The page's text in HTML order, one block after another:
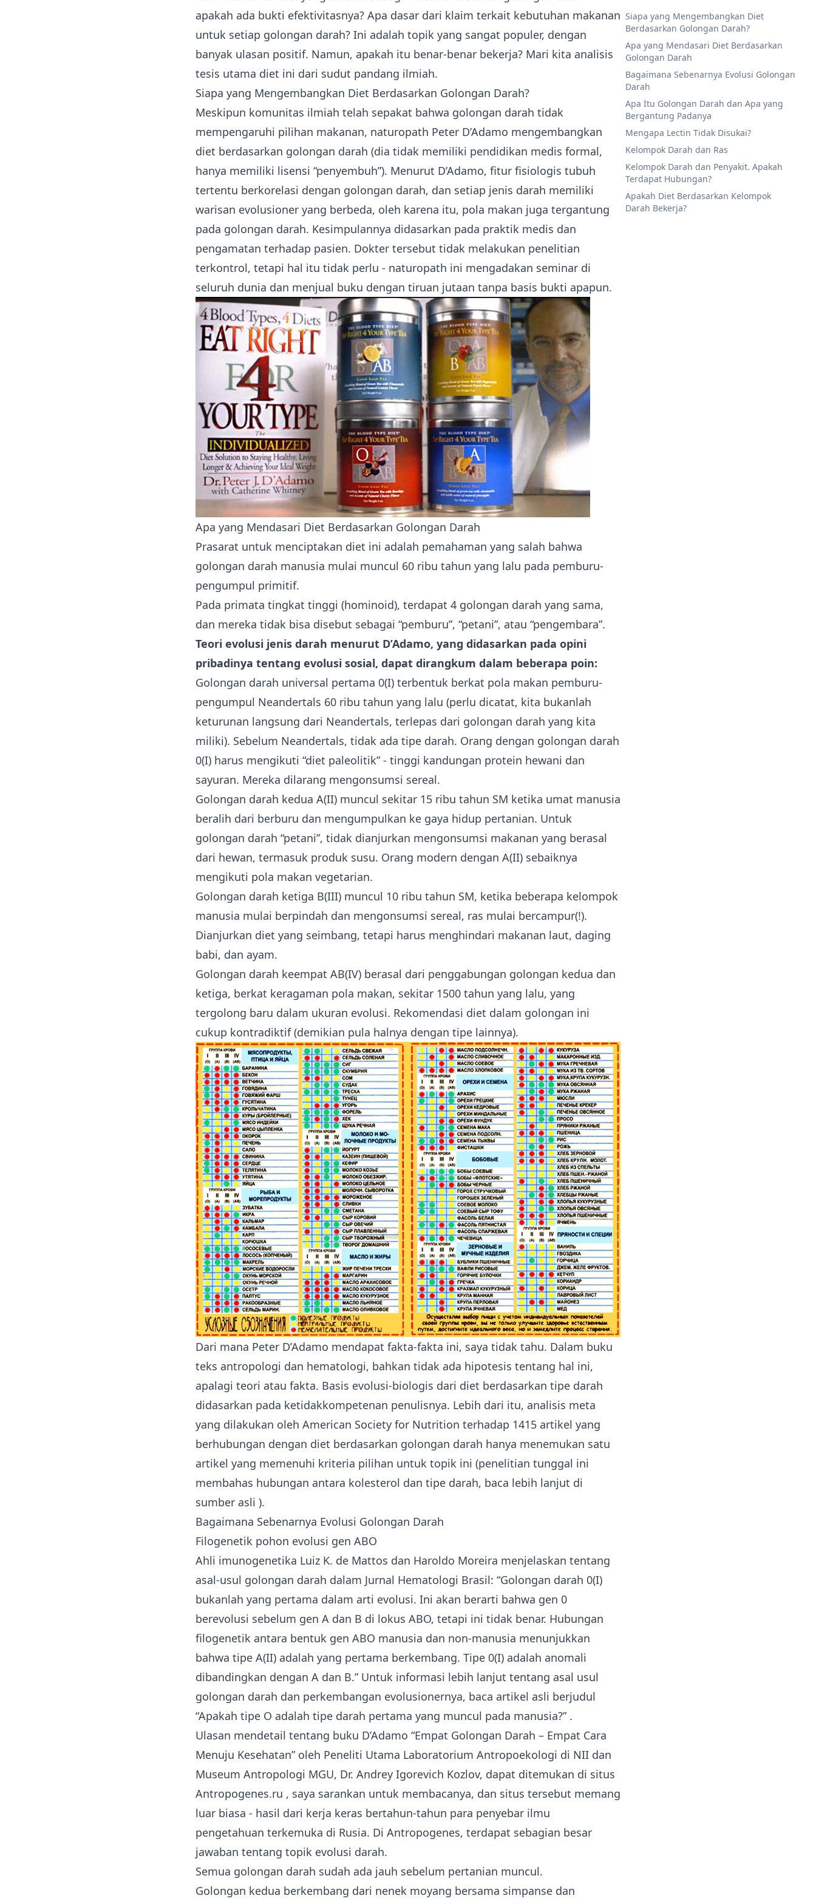
apakah ada bukti efektivitasnya? Apa dasar dari klaim terkait kebutuhan makanan
untuk setiap golongan darah? Ini adalah topik yang sangat populer, dengan
banyak ulasan positif. Namun, apakah itu benar-benar bekerja? Mari kita analisis
tesis utama diet ini dari sudut pandang ilmiah.
Siapa yang Mengembangkan Diet Berdasarkan Golongan Darah?
Meskipun komunitas ilmiah telah sepakat bahwa golongan darah tidak
mempengaruhi pilihan makanan, naturopath Peter D’Adamo mengembangkan
diet berdasarkan golongan darah (dia tidak memiliki pendidikan medis formal,
hanya memiliki lisensi “penyembuh”). Menurut D’Adamo, fitur fisiologis tubuh
tertentu berkorelasi dengan golongan darah, dan setiap jenis darah memiliki
warisan evolusioner yang berbeda, oleh karena itu, pola makan juga tergantung
pada golongan darah. Kesimpulannya didasarkan pada praktik medis dan
pengamatan terhadap pasien. Dokter tersebut tidak melakukan penelitian
terkontrol, tetapi hal itu tidak perlu - naturopath ini mengadakan seminar di
seluruh dunia dan menjual buku dengan tiruan jutaan tanpa basis bukti apapun.
Apa yang Mendasari Diet Berdasarkan Golongan Darah
Prasarat untuk menciptakan diet ini adalah pemahaman yang salah bahwa
golongan darah manusia mulai muncul 60 ribu tahun yang lalu pada pemburu-
pengumpul primitif.
Pada primata tingkat tinggi (hominoid), terdapat 4 golongan darah yang sama,
dan mereka tidak bisa disebut sebagai “pemburu”, “petani”, atau “pengembara”.
Teori evolusi jenis darah menurut D’Adamo, yang didasarkan pada opini
pribadinya tentang evolusi sosial, dapat dirangkum dalam beberapa poin:
Golongan darah universal pertama 0(I) terbentuk berkat pola makan pemburu-
pengumpul Neandertals 60 ribu tahun yang lalu (perlu dicatat, kita bukanlah
keturunan langsung dari Neandertals, terlepas dari golongan darah yang kita
miliki). Sebelum Neandertals, tidak ada tipe darah. Orang dengan golongan darah
0(I) harus mengikuti “diet paleolitik” - tinggi kandungan protein hewani dan
sayuran. Mereka dilarang mengonsumsi sereal.
Golongan darah kedua A(II) muncul sekitar 15 ribu tahun SM ketika umat manusia
beralih dari berburu dan mengumpulkan ke gaya hidup pertanian. Untuk
golongan darah “petani”, tidak dianjurkan mengonsumsi makanan yang berasal
dari hewan, termasuk produk susu. Orang modern dengan A(II) sebaiknya
mengikuti pola makan vegetarian.
Golongan darah ketiga B(III) muncul 10 ribu tahun SM, ketika beberapa kelompok
manusia mulai berpindah dan mengonsumsi sereal, ras mulai bercampur(!).
Dianjurkan diet yang seimbang, tetapi harus menghindari makanan laut, daging
babi, dan ayam.
Golongan darah keempat AB(IV) berasal dari penggabungan golongan kedua dan
ketiga, berkat keragaman pola makan, sekitar 1500 tahun yang lalu, yang
tergolong baru dalam ukuran evolusi. Rekomendasi diet dalam golongan ini
cukup kontradiktif (demikian pula halnya dengan tipe lainnya).
Dari mana Peter D’Adamo mendapat fakta-fakta ini, saya tidak tahu. Dalam buku
teks antropologi dan hematologi, bahkan tidak ada hipotesis tentang hal ini,
apalagi teori atau fakta. Basis evolusi-biologis dari diet berdasarkan tipe darah
didasarkan pada ketidakkompetenan penulisnya. Lebih dari itu, analisis meta
yang dilakukan oleh American Society for Nutrition terhadap 1415 artikel yang
berhubungan dengan diet berdasarkan golongan darah hanya menemukan satu
artikel yang memenuhi kriteria pilihan untuk topik ini (penelitian tunggal ini
membahas hubungan antara kolesterol dan tipe darah, baca lebih lanjut di
sumber asli ).
Bagaimana Sebenarnya Evolusi Golongan Darah
Filogenetik pohon evolusi gen ABO
Ahli imunogenetika Luiz K. de Mattos dan Haroldo Moreira menjelaskan tentang
asal-usul golongan darah dalam Jurnal Hematologi Brasil: “Golongan darah 0(I)
bukanlah yang pertama dalam arti evolusi. Ini akan berarti bahwa gen 0
berevolusi sebelum gen A dan B di lokus ABO, tetapi ini tidak benar. Hubungan
filogenetik antara bentuk gen ABO manusia dan non-manusia menunjukkan
bahwa tipe A(II) adalah yang pertama berkembang. Tipe 0(I) adalah anomali
dibandingkan dengan A dan B.” Untuk informasi lebih lanjut tentang asal usul
golongan darah dan perkembangan evolusionernya, baca artikel asli berjudul
“Apakah tipe O adalah tipe darah pertama yang muncul pada manusia?”.
Ulasan mendetail tentang buku D’Adamo “Empat Golongan Darah – Empat Cara
Menuju Kesehatan” oleh Peneliti Utama Laboratorium Antropoekologi di NII dan
Museum Antropologi MGU, Dr. Andrey Igorevich Kozlov, dapat ditemukan di situs
Antropogenes.ru , saya sarankan untuk membacanya, dan situs tersebut memang
luar biasa - hasil dari kerja keras bertahun-tahun para penyebar ilmu
pengetahuan terkemuka di Rusia. Di Antropogenes, terdapat sebagian besar
jawaban tentang topik evolusi darah.
Semua golongan darah sudah ada jauh sebelum pertanian muncul.
Golongan kedua berkembang dari nenek moyang bersama simpanse dan
Siapa yang Mengembangkan Diet
Berdasarkan Golongan Darah?
Apa yang Mendasari Diet Berdasarkan
Golongan Darah
Bagaimana Sebenarnya Evolusi Golongan
Darah
Apa Itu Golongan Darah dan Apa yang
Bergantung Padanya
Mengapa Lectin Tidak Disukai?
Kelompok Darah dan Ras
Kelompok Darah dan Penyakit. Apakah
Terdapat Hubungan?
Apakah Diet Berdasarkan Kelompok
Darah Bekerja?